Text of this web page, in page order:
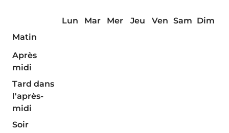
Lun Mar Mer Jeu Ven Sam Dim
Matin
Après
midi
Tard dans
l'après-
midi
Soir